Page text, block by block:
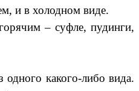
и в холодном виде.
– суфле, пудинги,
какого-либо вида.